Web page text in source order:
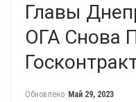
Главы
ОГА Снова
Обновлено Май 29, 2023